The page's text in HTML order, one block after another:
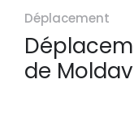
Déplacement
de